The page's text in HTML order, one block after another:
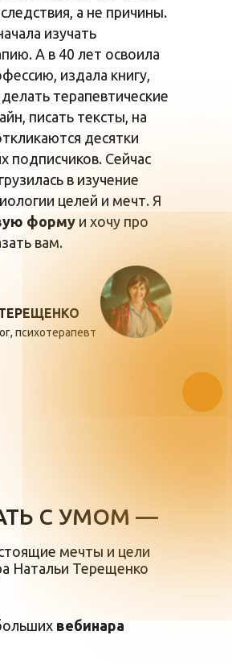
а не причины.
изучать
А в 40 лет освоила
издала книгу,
делать терапевтические
писать тексты, на
десятки
подписчиков. Сейчас
в изучение
целей и мечт. Я
форму и хочу про
вам.
психотерапевт
С УМОМ —
мечты и цели
Натальи Терещенко
вебинара